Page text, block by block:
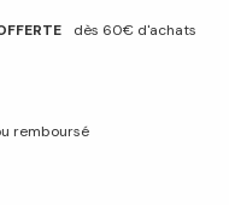
dès 60€ d'achats
remboursé